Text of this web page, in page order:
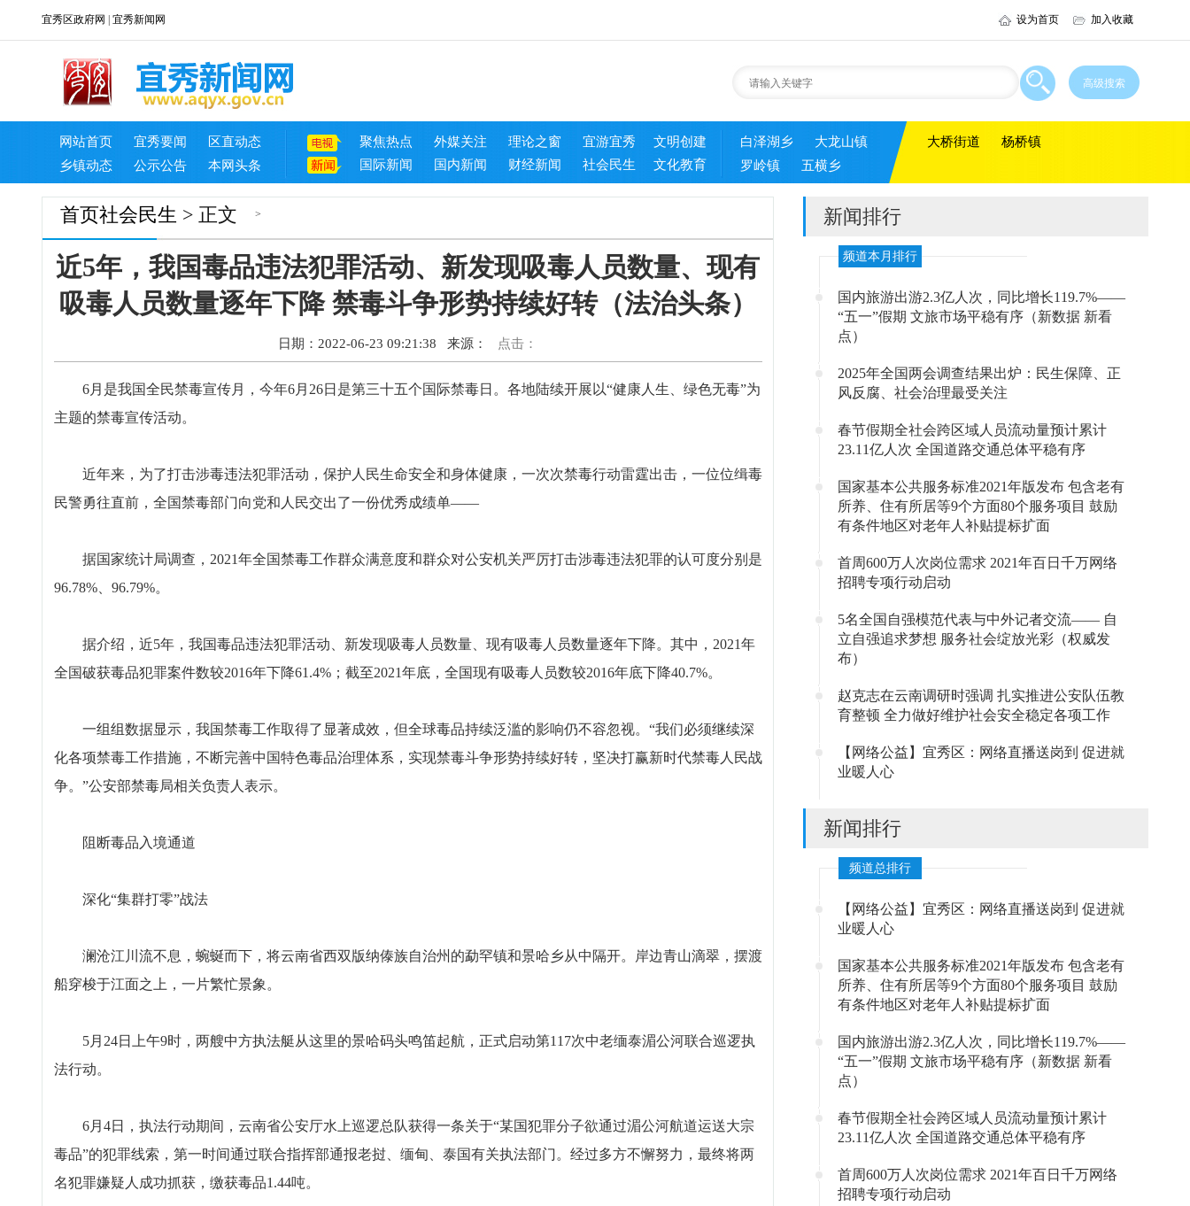
宜秀区政府网 宜秀新闻网 设为首页 加入收藏
网站首页 宜秀要闻
区直动态
乡镇动态
公示公告 本网头条
聚焦热点 外媒关注 理论之窗 宜游宜秀
文明创建
国际新闻
国内新闻 财经新闻 社会民生 文化教育
白泽湖乡
大龙山镇
罗岭镇
五横乡
大桥街道 杨桥镇
首页 >
社会民生 > 正文
近5年，我国毒品违法犯罪活动、新发现吸毒人员数量、现有
吸毒人员数量逐年下降 禁毒斗争形势持续好转（法治头条）
日期：2022-06-23 09:21:38 来源： 点击：
6月是我国全民禁毒宣传月，今年6月26日是第三十五个国际禁毒日。各地陆续开展以“健康人生、绿色无毒”为
主题的禁毒宣传活动。
近年来，为了打击涉毒违法犯罪活动，保护人民生命安全和身体健康，一次次禁毒行动雷霆出击，一位位缉毒
民警勇往直前，全国禁毒部门向党和人民交出了一份优秀成绩单——
据国家统计局调查，2021年全国禁毒工作群众满意度和群众对公安机关严厉打击涉毒违法犯罪的认可度分别是
96.78%、96.79%。
据介绍，近5年，我国毒品违法犯罪活动、新发现吸毒人员数量、现有吸毒人员数量逐年下降。其中，2021年
全国破获毒品犯罪案件数较2016年下降61.4%；截至2021年底，全国现有吸毒人员数较2016年底下降40.7%。
一组组数据显示，我国禁毒工作取得了显著成效，但全球毒品持续泛滥的影响仍不容忽视。“我们必须继续深
化各项禁毒工作措施，不断完善中国特色毒品治理体系，实现禁毒斗争形势持续好转，坚决打赢新时代禁毒人民战
争。”公安部禁毒局相关负责人表示。
阻断毒品入境通道
深化“集群打零”战法
澜沧江川流不息，蜿蜒而下，将云南省西双版纳傣族自治州的勐罕镇和景哈乡从中隔开。岸边青山滴翠，摆渡
船穿梭于江面之上，一片繁忙景象。
5月24日上午9时，两艘中方执法艇从这里的景哈码头鸣笛起航，正式启动第117次中老缅泰湄公河联合巡逻执
法行动。
6月4日，执法行动期间，云南省公安厅水上巡逻总队获得一条关于“某国犯罪分子欲通过湄公河航道运送大宗
毒品”的犯罪线索，第一时间通过联合指挥部通报老挝、缅甸、泰国有关执法部门。经过多方不懈努力，最终将两
名犯罪嫌疑人成功抓获，缴获毒品1.44吨。
新闻排行
频道本月排行
国内旅游出游2.3亿人次，同比增长119.7%——
“五一”假期 文旅市场平稳有序（新数据 新看
点）
2025年全国两会调查结果出炉：民生保障、正
风反腐、社会治理最受关注
春节假期全社会跨区域人员流动量预计累计
23.11亿人次 全国道路交通总体平稳有序
国家基本公共服务标准2021年版发布 包含老有
所养、住有所居等9个方面80个服务项目 鼓励
有条件地区对老年人补贴提标扩面
首周600万人次岗位需求 2021年百日千万网络
招聘专项行动启动
5名全国自强模范代表与中外记者交流—— 自
立自强追求梦想 服务社会绽放光彩（权威发
布）
赵克志在云南调研时强调 扎实推进公安队伍教
育整顿 全力做好维护社会安全稳定各项工作
【网络公益】宜秀区：网络直播送岗到 促进就
业暖人心
新闻排行
频道总排行
【网络公益】宜秀区：网络直播送岗到 促进就
业暖人心
国家基本公共服务标准2021年版发布 包含老有
所养、住有所居等9个方面80个服务项目 鼓励
有条件地区对老年人补贴提标扩面
国内旅游出游2.3亿人次，同比增长119.7%——
“五一”假期 文旅市场平稳有序（新数据 新看
点）
春节假期全社会跨区域人员流动量预计累计
23.11亿人次 全国道路交通总体平稳有序
首周600万人次岗位需求 2021年百日千万网络
招聘专项行动启动